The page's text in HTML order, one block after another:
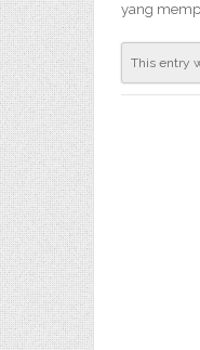
yang
This entry